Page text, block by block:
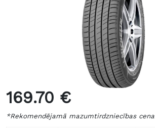
169.70 €
*Rekomendējamā mazumtirdzniecības cena